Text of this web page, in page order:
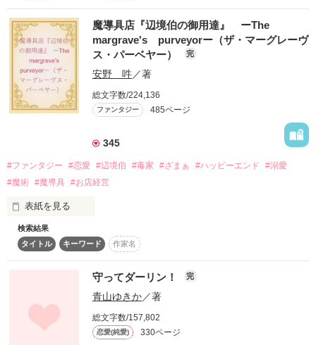
作品を読む
下町の喫茶店で働く実乃里は、
ある男性客に一目惚れをする。
精悍な美形で、危険な香りのするその人は、
任侠一家、猿亘組の若頭であった。
極道に惚れてはいけないと堪えても
大人の色気にやられて、
想いは日に日に増すばかり。
そんな時に偶然、彼の正体を知ってしまい……。
「もう止められません、好きなんです」
「お前は男の趣味をなんとかしろ。
恋も夢も全力で追いかけるひたむき女子と
秘密を背負うクールな若頭の、
2019．10．23　完結公開
魔導具店『辺境伯の御用達』 ーThe
margrave's purveyorー（ザ・マーグレーヴ
ス・パーベヤー）
完
安野 吽／著
総文字数/224,136
ファンタジー 485ページ
345
#ファンタジー #恋愛 #辺境伯 #毒家 #ざまぁ #ハッピーエンド
#溺愛
#魔術 #魔導具 #お店経営
表紙を見る
これは、自らを苛む貴族家から解き放たれたひとりの女性
が、ひとつのお店を通して自分と出会い直す物語――。
ノルシェーリアという王国に、魔道具作りを生業とすること
で急速に名を上げたファークラーテン子爵家という家柄があっ
その当主が屋敷の侍女に手を付け生まれたサンジュは、魔導
具師として優秀な技術を備えながらも、当然のごとく父母や冷
酷な長兄ソエル、残虐な次兄ザドに虐げられる毎日を送ってい
検索結果
タイトル
キーワード 作家名
守ってダーリン！ 完
青山ゆきか／著
総文字数/157,802
恋愛(純愛) 330ページ